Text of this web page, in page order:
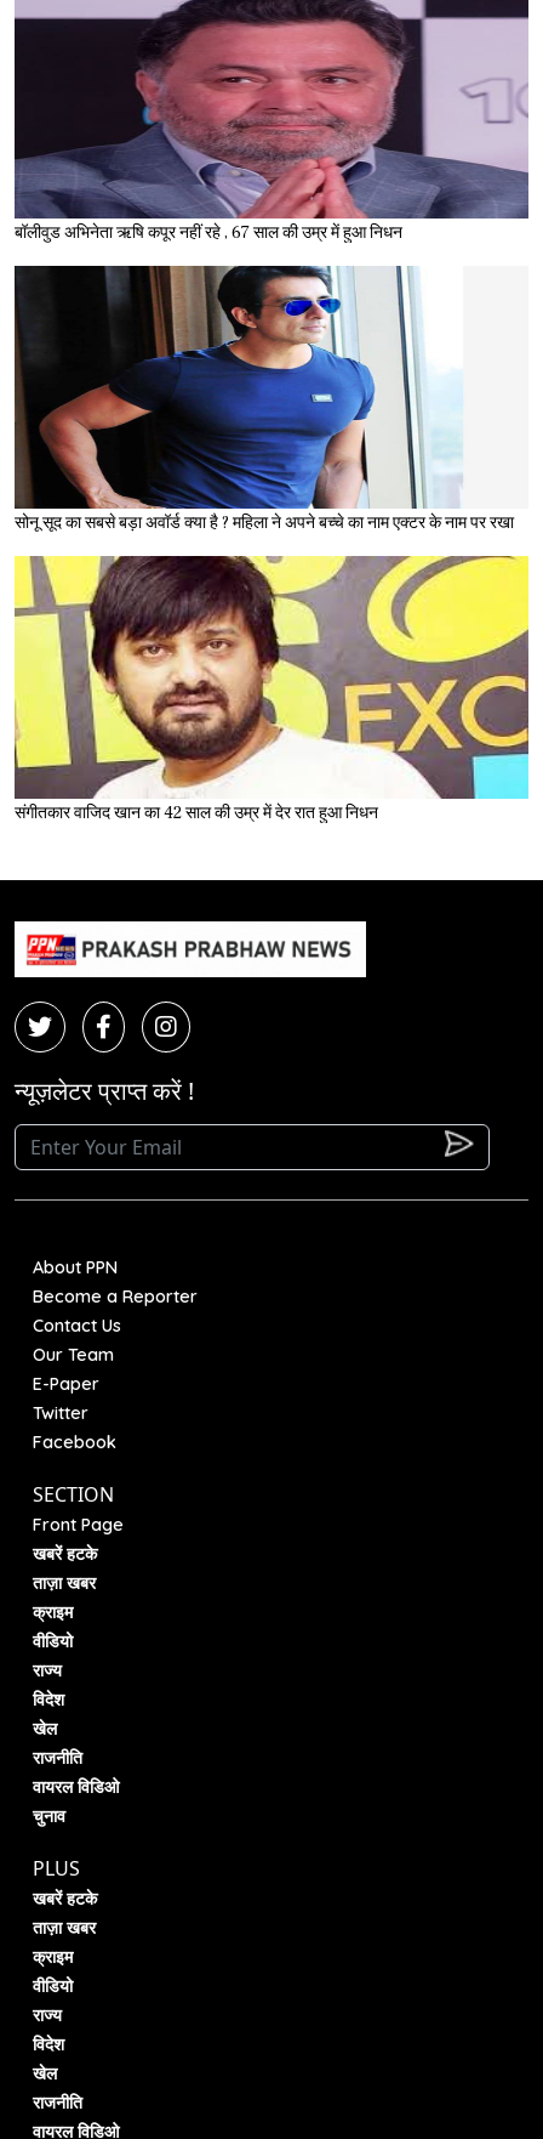
बॉलीवुड अभिनेता ऋषि कपूर नहीं रहे , 67 साल की उम्र में हुआ निधन
सोनू सूद का सबसे बड़ा अवॉर्ड क्या है ? महिला ने अपने बच्चे का नाम एक्टर के नाम पर रखा
संगीतकार वाजिद खान का 42 साल की उम्र में देर रात हुआ निधन
न्यूज़लेटर प्राप्त करें !
About PPN
Become a Reporter
Contact Us
Our Team
E-Paper
Twitter
Facebook
SECTION
Front Page
खबरें हटके
ताज़ा खबर
क्राइम
वीडियो
राज्य
विदेश
खेल
राजनीति
वायरल विडिओ
चुनाव
PLUS
खबरें हटके
ताज़ा खबर
क्राइम
वीडियो
राज्य
विदेश
खेल
राजनीति
वायरल विडिओ